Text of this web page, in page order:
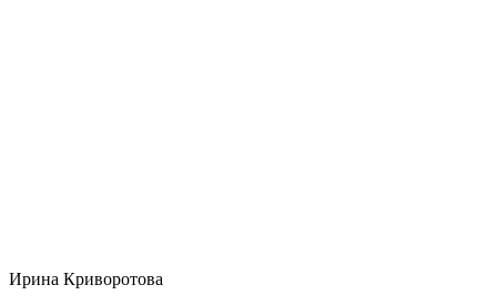
Ирина Криворотова